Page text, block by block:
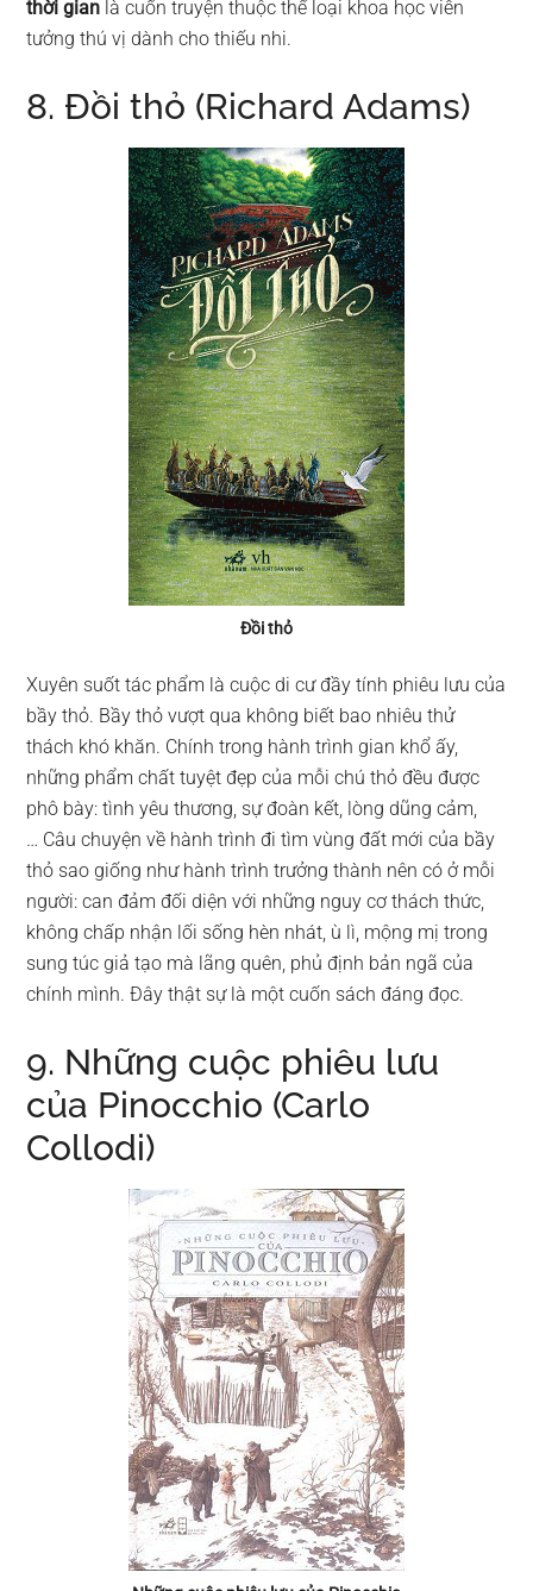
thời gian là cuốn truyện thuộc thể loại khoa học viễn
tưởng thú vị dành cho thiếu nhi.
8. Đồi thỏ (Richard Adams)
Đồi thỏ
Xuyên suốt tác phẩm là cuộc di cư đầy tính phiêu lưu của
bầy thỏ. Bầy thỏ vượt qua không biết bao nhiêu thử
thách khó khăn. Chính trong hành trình gian khổ ấy,
những phẩm chất tuyệt đẹp của mỗi chú thỏ đều được
phô bày: tình yêu thương, sự đoàn kết, lòng dũng cảm,
… Câu chuyện về hành trình đi tìm vùng đất mới của bầy
thỏ sao giống như hành trình trưởng thành nên có ở mỗi
người: can đảm đối diện với những nguy cơ thách thức,
không chấp nhận lối sống hèn nhát, ù lì, mộng mị trong
sung túc giả tạo mà lãng quên, phủ định bản ngã của
chính mình. Đây thật sự là một cuốn sách đáng đọc.
9. Những cuộc phiêu lưu
của Pinocchio (Carlo
Collodi)